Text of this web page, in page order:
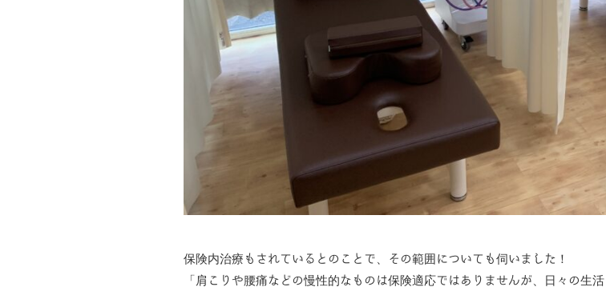
保険内治療もされているとのことで、その範囲についても伺いました！
「肩こりや腰痛などの慢性的なものは保険適応ではありませんが、日々の生